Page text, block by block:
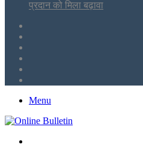
प्रदान को मिला बढ़ावा
Menu